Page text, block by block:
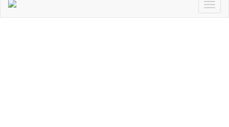
ein/